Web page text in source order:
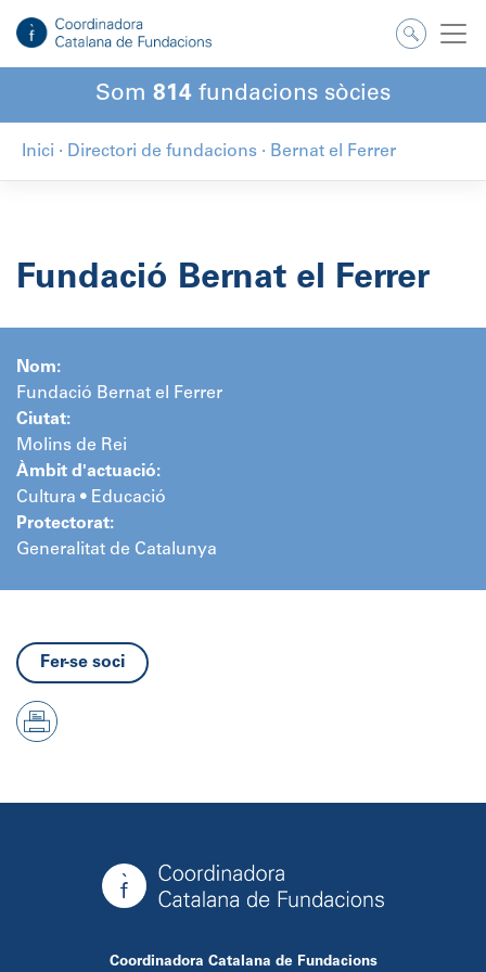
contingut
Som 814 fundacions sòcies
Inici · Directori de fundacions · Bernat el Ferrer
Fundació Bernat el Ferrer
Nom:
Fundació Bernat el Ferrer
Ciutat:
Molins de Rei
Àmbit d'actuació:
Cultura • Educació
Protectorat:
Generalitat de Catalunya
Fer-se soci
Coordinadora Catalana de Fundacions